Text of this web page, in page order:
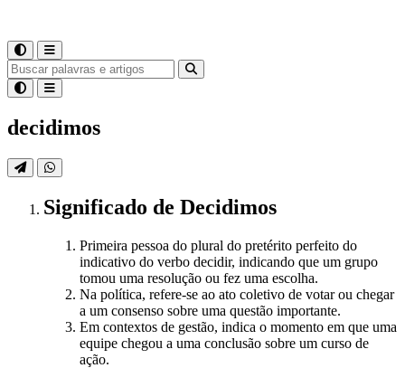
decidimos
Significado de Decidimos
Primeira pessoa do plural do pretérito perfeito do
indicativo do verbo decidir, indicando que um grupo
tomou uma resolução ou fez uma escolha.
Na política, refere-se ao ato coletivo de votar ou chegar
a um consenso sobre uma questão importante.
Em contextos de gestão, indica o momento em que uma
equipe chegou a uma conclusão sobre um curso de
ação.